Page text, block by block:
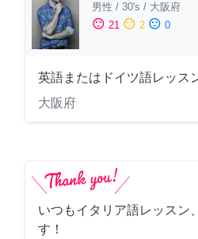
男性 / 30's / 大阪府
sentiment_satisfied 21 sentiment_neutral 2 sentiment_dissatisfied 0
英語またはドイツ語レッス
大阪府
いつもイタリア語レッスン
す！